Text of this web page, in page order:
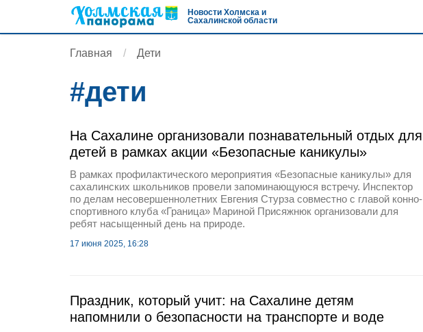
Новости Холмска и
Сахалинской области
Главная Дети
#дети
На Сахалине организовали познавательный отдых для
детей в рамках акции «Безопасные каникулы»
В рамках профилактического мероприятия «Безопасные каникулы» для
сахалинских школьников провели запоминающуюся встречу. Инспектор
по делам несовершеннолетних Евгения Стурза совместно с главой конно-
спортивного клуба «Граница» Мариной Присяжнюк организовали для
ребят насыщенный день на природе.
17 июня 2025, 16:28
Праздник, который учит: на Сахалине детям
напомнили о безопасности на транспорте и воде